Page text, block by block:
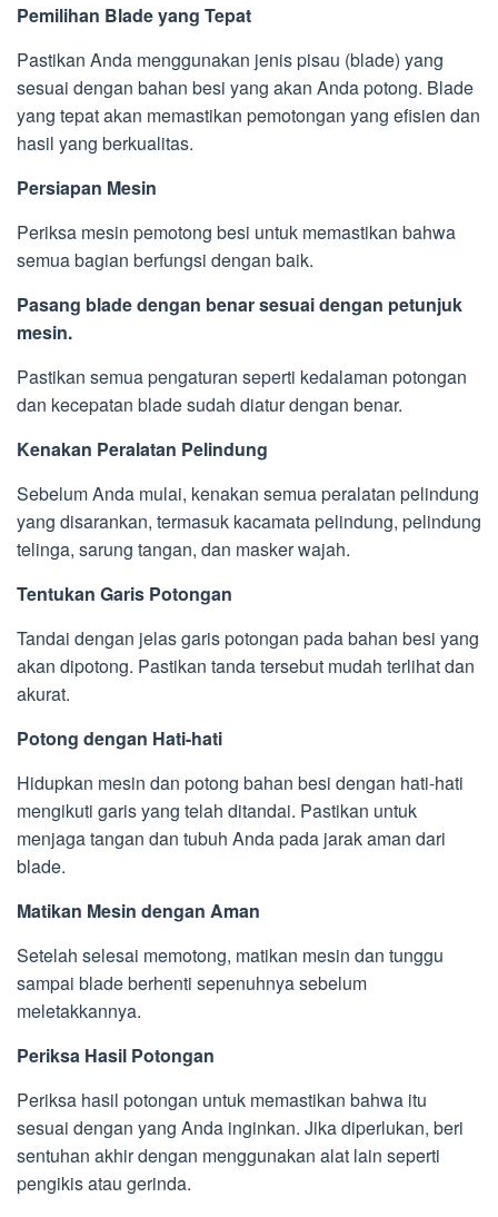
Pemilihan Blade yang Tepat
Pastikan Anda menggunakan jenis pisau (blade) yang
sesuai dengan bahan besi yang akan Anda potong. Blade
yang tepat akan memastikan pemotongan yang efisien dan
hasil yang berkualitas.
Persiapan Mesin
Periksa mesin pemotong besi untuk memastikan bahwa
semua bagian berfungsi dengan baik.
Pasang blade dengan benar sesuai dengan petunjuk
mesin.
Pastikan semua pengaturan seperti kedalaman potongan
dan kecepatan blade sudah diatur dengan benar.
Kenakan Peralatan Pelindung
Sebelum Anda mulai, kenakan semua peralatan pelindung
yang disarankan, termasuk kacamata pelindung, pelindung
telinga, sarung tangan, dan masker wajah.
Tentukan Garis Potongan
Tandai dengan jelas garis potongan pada bahan besi yang
akan dipotong. Pastikan tanda tersebut mudah terlihat dan
akurat.
Potong dengan Hati-hati
Hidupkan mesin dan potong bahan besi dengan hati-hati
mengikuti garis yang telah ditandai. Pastikan untuk
menjaga tangan dan tubuh Anda pada jarak aman dari
blade.
Matikan Mesin dengan Aman
Setelah selesai memotong, matikan mesin dan tunggu
sampai blade berhenti sepenuhnya sebelum
meletakkannya.
Periksa Hasil Potongan
Periksa hasil potongan untuk memastikan bahwa itu
sesuai dengan yang Anda inginkan. Jika diperlukan, beri
sentuhan akhir dengan menggunakan alat lain seperti
pengikis atau gerinda.